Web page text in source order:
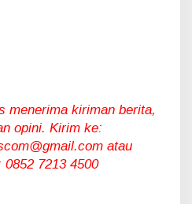
menerima kiriman berita,
opini. Kirim ke:
atau
0852 7213 4500